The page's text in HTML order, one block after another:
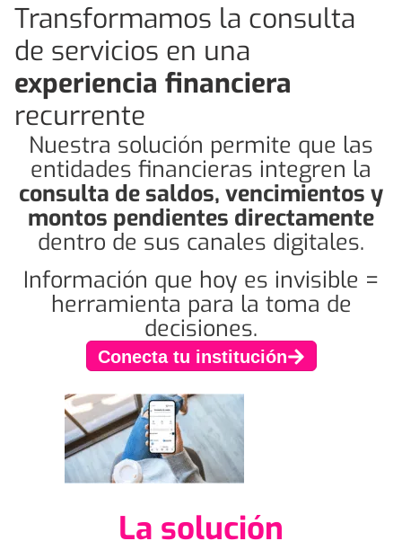
Transformamos la consulta
de servicios en una
experiencia financiera
recurrente
Nuestra solución permite que las
entidades financieras integren la
consulta de saldos, vencimientos y
montos pendientes directamente
dentro de sus canales digitales.
Información que hoy es invisible =
herramienta para la toma de
decisiones.
Conecta tu institución
La solución